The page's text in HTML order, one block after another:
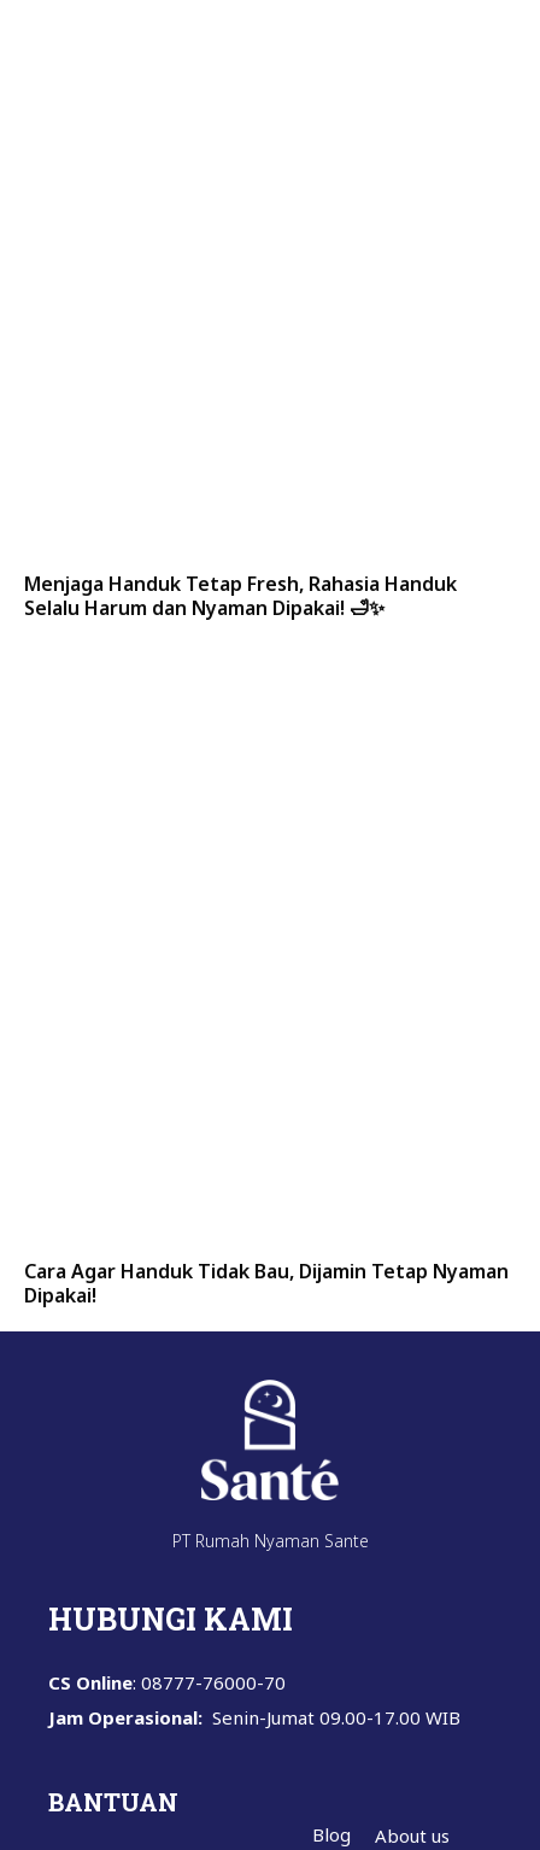
Menjaga Handuk Tetap Fresh, Rahasia Handuk
Selalu Harum dan Nyaman Dipakai! 🛁✨
Cara Agar Handuk Tidak Bau, Dijamin Tetap Nyaman
Dipakai!
PT Rumah Nyaman Sante
HUBUNGI KAMI
CS Online: 08777-76000-70
Jam Operasional: Senin-Jumat 09.00-17.00 WIB
BANTUAN
Blog About us